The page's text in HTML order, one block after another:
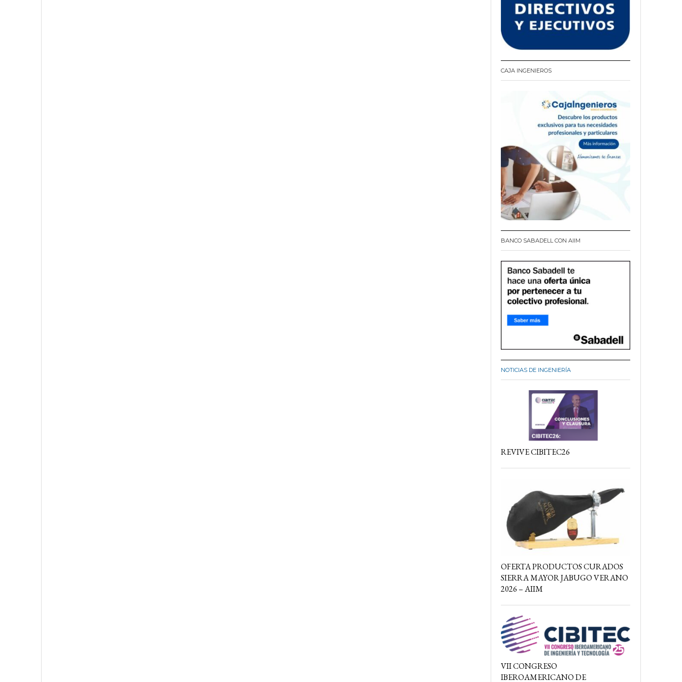
CAJA INGENIEROS
BANCO SABADELL CON AIIM
NOTICIAS DE INGENIERÍA
REVIVE CIBITEC26
OFERTA PRODUCTOS CURADOS
SIERRA MAYOR JABUGO VERANO
2026 – AIIM
VII CONGRESO
IBEROAMERICANO DE